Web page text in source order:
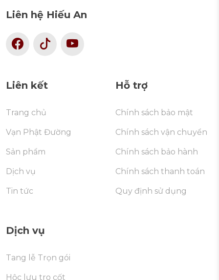
Liên hệ Hiếu An
Liên kết
Trang chủ
Vạn Phật Đường
Sản phẩm
Dịch vụ
Tin tức
Hỗ trợ
Chính sách bảo mật
Chính sách vận chuyển
Chính sách bảo hành
Chính sách thanh toán
Quy định sử dụng
Dịch vụ
Tang lễ Trọn gói
Hộc lưu tro cốt